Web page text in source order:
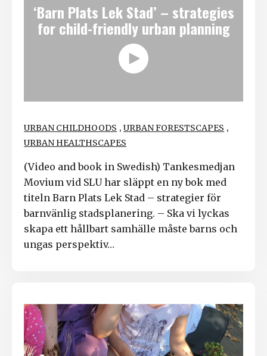
‘Barn Plats Lek Stad’ – strategies
for child-friendly urban planning
URBAN CHILDHOODS ,URBAN FORESTSCAPES ,
URBAN HEALTHSCAPES
(Video and book in Swedish) Tankesmedjan
Movium vid SLU har släppt en ny bok med
titeln Barn Plats Lek Stad – strategier för
barnvänlig stadsplanering. – Ska vi lyckas
skapa ett hållbart samhälle måste barns och
ungas perspektiv…